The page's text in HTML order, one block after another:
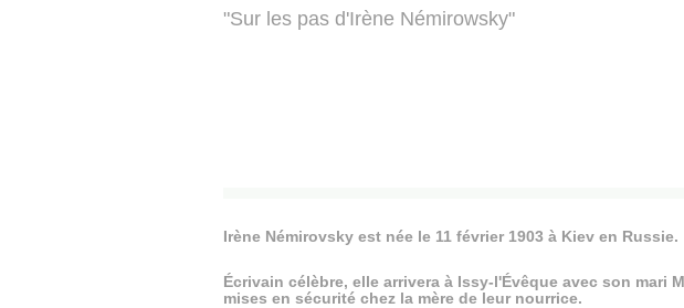
"Sur les pas d'Irène Némirowsky"
Irène Némirovsky est née le 11 février 1903 à Kiev en Russie.
Écrivain célèbre, elle arrivera à Issy-l'Évêque avec son
mises en sécurité chez la mère de leur nourrice.